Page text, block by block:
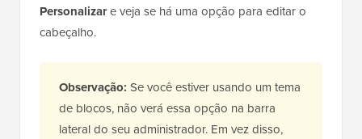
Personalizare veja se há uma opção para editar o
cabeçalho.
Observação: Se você estiver usando um tema
de blocos, não verá essa opção na barra
lateral do seu administrador. Em vez disso,